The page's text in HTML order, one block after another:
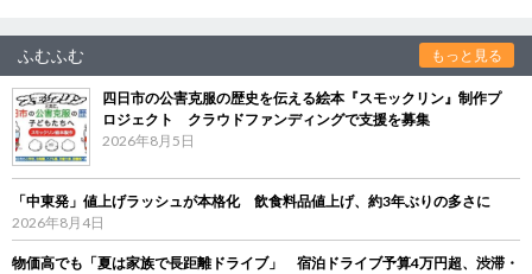
ふむふむ もっと見る
四日市の公害克服の歴史を伝える絵本『スモックリン』制作プ
ロジェクト クラウドファンディングで支援を募集
2026年8月5日
「中東発」値上げラッシュが本格化 飲食料品値上げ、約3年ぶりの多さに
2026年8月4日
物価高でも「夏は家族で長距離ドライブ」 宿泊ドライブ予算4万円超、渋滞・